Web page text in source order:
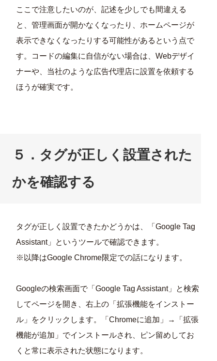
ここで注意したいのが、記述を少しでも間違える
と、管理画面が開かなくなったり、ホームページが
表示できなくなったりする可能性があるという点で
す。コードの編集に自信がない場合は、Webデザイ
ナーや、当社のような広告代理店に設置を依頼する
ほうが確実です。
５．タグが正しく設置された
かを確認する
タグが正しく設置できたかどうかは、「Google Tag
Assistant」というツールで確認できます。
※以降はGoogle Chrome限定での話になります。
Googleの検索画面で「Google Tag Assistant」と検索
してページを開き、右上の「拡張機能をインストー
ル」をクリックします。「Chromeに追加」→「拡張
機能が追加」でインストールされ、ピン留めしてお
くと常に表示された状態になります。